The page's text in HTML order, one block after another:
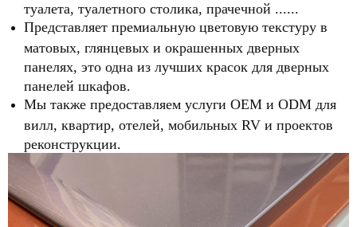
туалета, туалетного столика, прачечной ......
Представляет премиальную цветовую текстуру в
матовых, глянцевых и окрашенных дверных
панелях, это одна из лучших красок для дверных
панелей шкафов.
Мы также предоставляем услуги OEM и ODM для
вилл, квартир, отелей, мобильных RV и проектов
реконструкции.